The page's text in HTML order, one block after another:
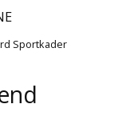
Sportkader